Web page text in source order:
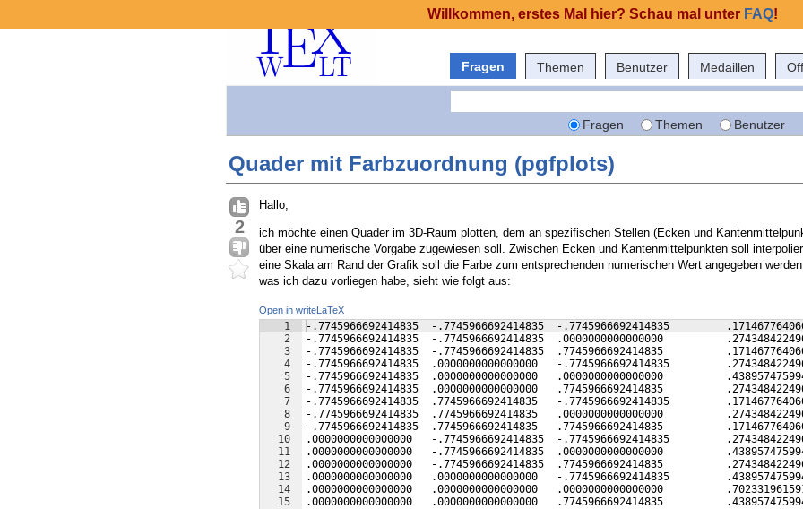
Fragen Themen Benutzer Medaillen
Fragen Themen Benutzer
Quader mit Farbzuordnung (pgfplots)
2
Hallo,
ich möchte einen Quader im 3D-Raum plotten, dem an spezifischen Stellen (Ecken und
über eine numerische Vorgabe zugewiesen soll. Zwischen Ecken und Kantenmittelpunkten soll
eine Skala am Rand der Grafik soll die Farbe zum entsprechenden numerischen Wert angegeben
was ich dazu vorliegen habe, sieht wie folgt aus:
Open in writeLaTeX
1
2
3
4
5
6
7
8
9
10
11
12
13
14
15
-.7745966692414835  -.7745966692414835  -.7745966692414835
-.7745966692414835  -.7745966692414835  .0000000000000000
-.7745966692414835  -.7745966692414835  .7745966692414835
-.7745966692414835  .0000000000000000   -.7745966692414835
-.7745966692414835  .0000000000000000   .0000000000000000
-.7745966692414835  .0000000000000000   .7745966692414835
-.7745966692414835  .7745966692414835   -.7745966692414835
-.7745966692414835  .7745966692414835   .0000000000000000
-.7745966692414835  .7745966692414835   .7745966692414835
.0000000000000000   -.7745966692414835  -.7745966692414835
.0000000000000000   -.7745966692414835  .0000000000000000
.0000000000000000   -.7745966692414835  .7745966692414835
.0000000000000000   .0000000000000000   -.7745966692414835
.0000000000000000   .0000000000000000   .0000000000000000
.0000000000000000   .0000000000000000   .7745966692414835
Willkommen, erstes Mal hier? Schau mal unter FAQ!